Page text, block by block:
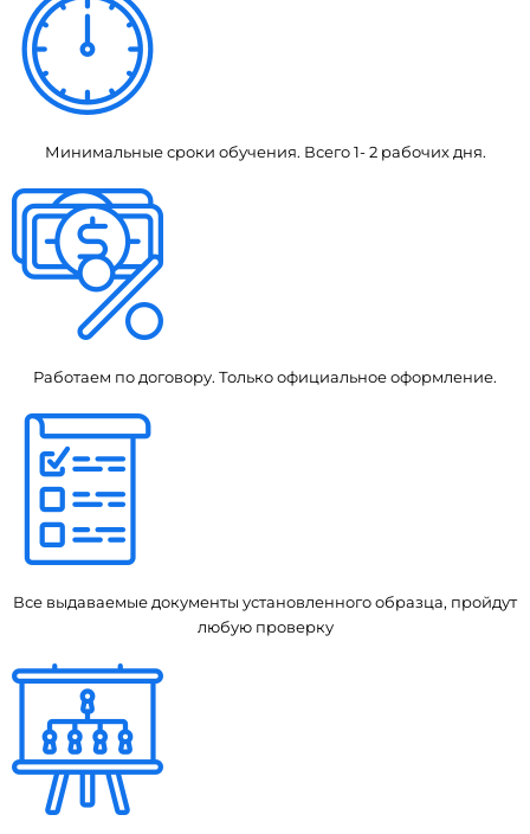
Минимальные сроки обучения. Всего 1- 2 рабочих дня.
Работаем по договору. Только официальное оформление.
Все выдаваемые документы установленного образца, пройдут
любую проверку